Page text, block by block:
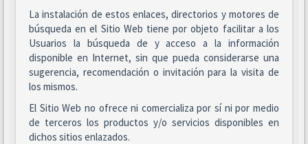
La instalación de estos enlaces, directorios y motores de
búsqueda en el Sitio Web tiene por objeto facilitar a los
Usuarios la búsqueda de y acceso a la información
disponible en Internet, sin que pueda considerarse una
sugerencia, recomendación o invitación para la visita de
los mismos.
El Sitio Web no ofrece ni comercializa por sí ni por medio
de terceros los productos y/o servicios disponibles en
dichos sitios enlazados.